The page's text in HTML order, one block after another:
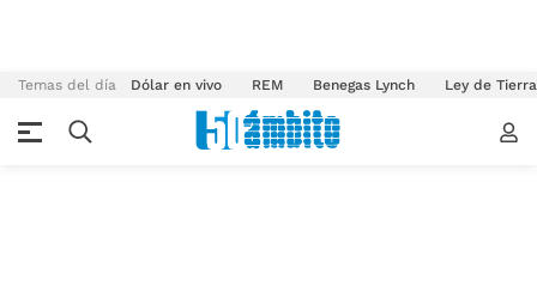
Temas del día Dólar en vivo REM Benegas Lynch Ley de